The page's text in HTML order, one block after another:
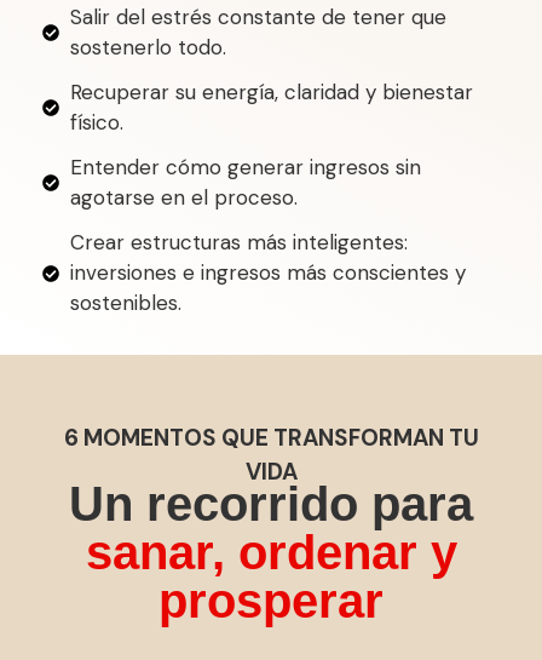
Salir del estrés constante de tener que
sostenerlo todo.
Recuperar su energía, claridad y bienestar
físico.
Entender cómo generar ingresos sin
agotarse en el proceso.
Crear estructuras más inteligentes:
inversiones e ingresos más conscientes y
sostenibles.
6 MOMENTOS QUE TRANSFORMAN TU
VIDA
Un recorrido para
sanar, ordenar y
prosperar